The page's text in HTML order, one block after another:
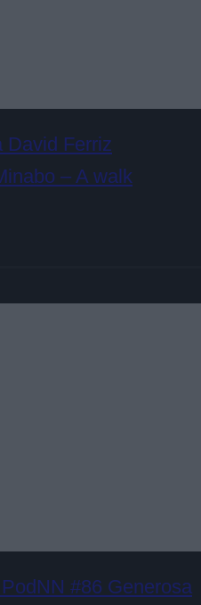
David Ferriz
– A walk
#86 Generosa